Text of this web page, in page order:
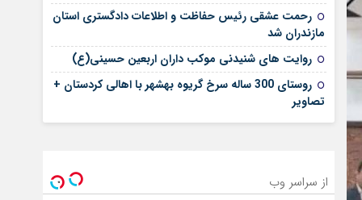
رحمت عشقی رئیس حفاظت و اطلاعات دادگستری استان
مازندران شد
روایت های شنیدنی موکب داران اربعین حسینی(ع)
روستای 300 ساله سرخ ‌گریوه بهشهر با اهالی کردستان +
تصاویر
از سراسر وب